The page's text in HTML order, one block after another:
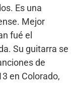
Es una
Mejor
fué el
Su guitarra se
de
en Colorado,